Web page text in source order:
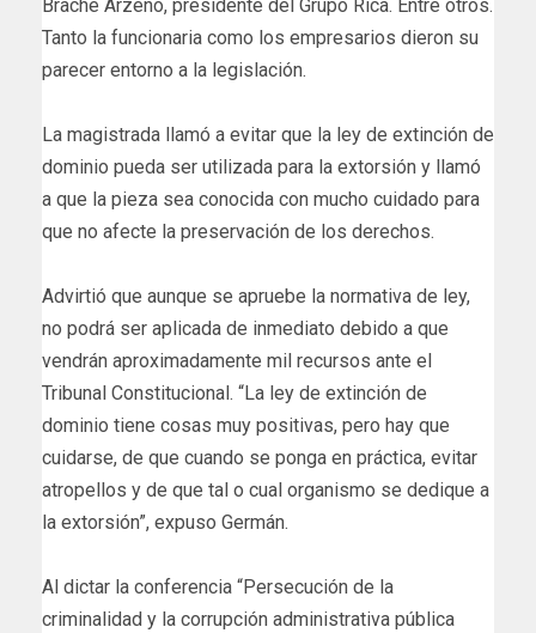
Brache Arzeno, presidente del Grupo Rica. Entre otros.
Tanto la funcionaria como los empresarios dieron su
parecer entorno a la legislación.
La magistrada llamó a evitar que la ley de extinción de
dominio pueda ser utilizada para la extorsión y llamó
a que la pieza sea conocida con mucho cuidado para
que no afecte la preservación de los derechos.
Advirtió que aunque se apruebe la normativa de ley,
no podrá ser aplicada de inmediato debido a que
vendrán aproximadamente mil recursos ante el
Tribunal Constitucional. “La ley de extinción de
dominio tiene cosas muy positivas, pero hay que
cuidarse, de que cuando se ponga en práctica, evitar
atropellos y de que tal o cual organismo se dedique a
la extorsión”, expuso Germán.
Al dictar la conferencia “Persecución de la
criminalidad y la corrupción administrativa pública